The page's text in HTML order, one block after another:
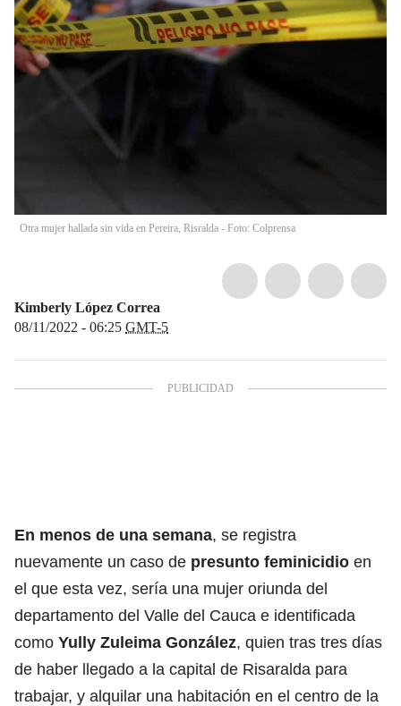
Otra mujer hallada sin vida en Pereira, Risralda - Foto: Colprensa
Kimberly López Correa
08/11/2022 - 06:25 GMT-5
En menos de una semana, se registra
nuevamente un caso de presunto feminicidio en
el que esta vez, sería una mujer oriunda del
departamento del Valle del Cauca e identificada
como Yully Zuleima González, quien tras tres días
de haber llegado a la capital de Risaralda para
trabajar, y alquilar una habitación en el centro de la